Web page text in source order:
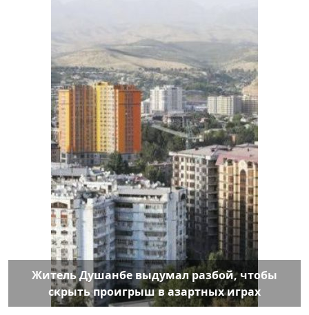
Житель Душанбе выдумал разбой, чтобы
скрыть проигрыш в азартных играх